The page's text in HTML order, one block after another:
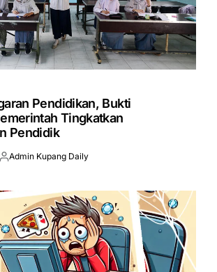
Pendidikan, Bukti
Tingkatkan
Pendidik
Admin Kupang Daily